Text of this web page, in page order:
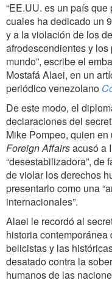
“EE.UU. es un país
cuales ha dedicado un
y a la violación de los
afrodescendientes y
mundo”, escribe el
Mostafá Alaei, en un
periódico venezolano
De este modo, el
declaraciones del
Mike Pompeo, quien
Foreign Affairsacusó a
“desestabilizadora”, de
de violar los derechos
presentarlo como una
internacionales”.
Alaei le recordó al
historia
belicistas y las
desatado contra la
humanos de las